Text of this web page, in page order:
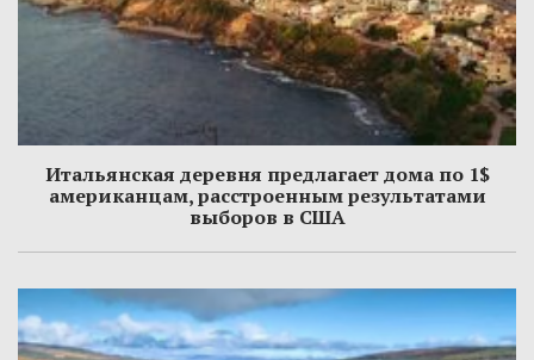
Итальянская деревня предлагает дома по 1$
американцам, расстроенным результатами
выборов в США